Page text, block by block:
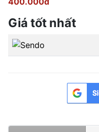
Giá tốt nhất